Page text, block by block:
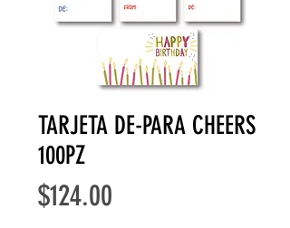
TARJETA DE-PARA CHEERS
100PZ
$124.00